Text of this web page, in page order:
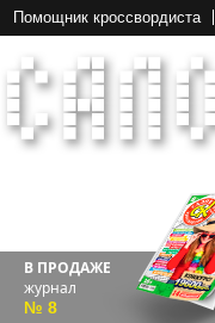
Помощник кроссвордиста
В ПРОДАЖЕ
журнал
№ 8